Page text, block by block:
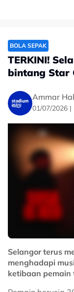
BOLA SEPAK
TERKINI!
bintang Star
Ammar
01/07/2026 |
Selangor terus
menghadapi
ketibaan pemain